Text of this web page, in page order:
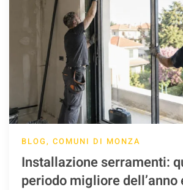
BLOG, COMUNI DI MONZA
Installazione serramenti:
periodo migliore dell’anno